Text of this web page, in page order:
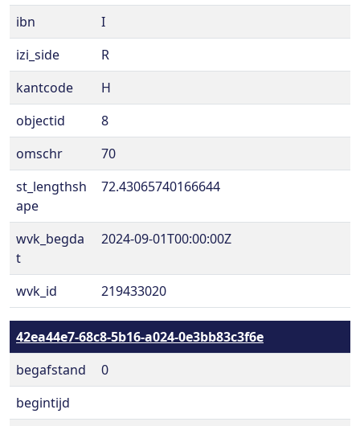
ibn
I
izi_side
R
kantcode
H
objectid
8
omschr
70
st_lengthsh
ape
72.43065740166644
wvk_begda
t
2024-09-01T00:00:00Z
wvk_id 219433020
42ea44e7-68c8-5b16-a024-0e3bb83c3f6e
begafstand
0
begintijd